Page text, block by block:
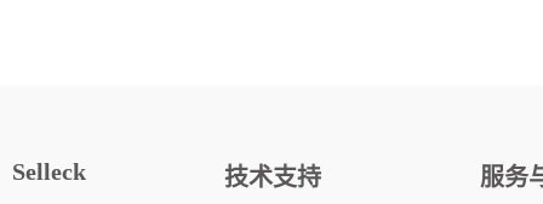
Selleck 技术支持 服务